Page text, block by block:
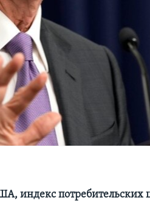
индекс потребительских